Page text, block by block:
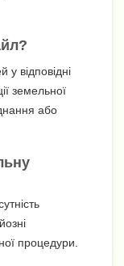
у відповідні
земельної
або
процедури.